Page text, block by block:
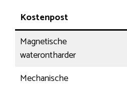
Kostenpost
Magnetische
waterontharder
Mechanische